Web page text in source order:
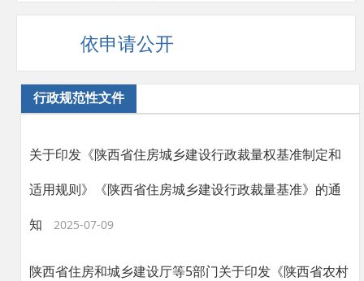
依申请公开
行政规范性文件
关于印发《陕西省住房城乡建设行政裁量权基准制定和
适用规则》《陕西省住房城乡建设行政裁量基准》的通
知
2025-07-09
陕西省住房和城乡建设厅等5部门关于印发《陕西省农村